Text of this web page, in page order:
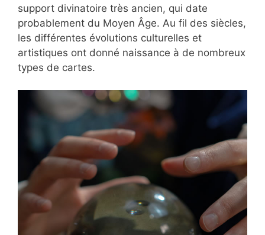
support divinatoire très ancien, qui date
probablement du Moyen Âge. Au fil des siècles,
les différentes évolutions culturelles et
artistiques ont donné naissance à de nombreux
types de cartes.